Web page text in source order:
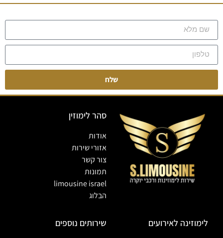
שלח
סהר לימוזין
אודות
אזורי שירות
צור קשר
תמונות
limousine israel
הבלוג
לימוזינה לאירועים שירותים נוספים